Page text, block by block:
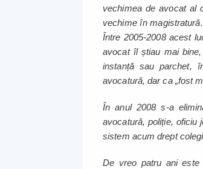
vechimea de avocat al
vechime în
Între 2005-2008 acest
avocat îl știau mai
instanță sau parchet,
avocatură, dar ca „fost
În anul 2008 s-a
avocatură, poliție, oficiu
sistem acum drept
De vreo patru ani este